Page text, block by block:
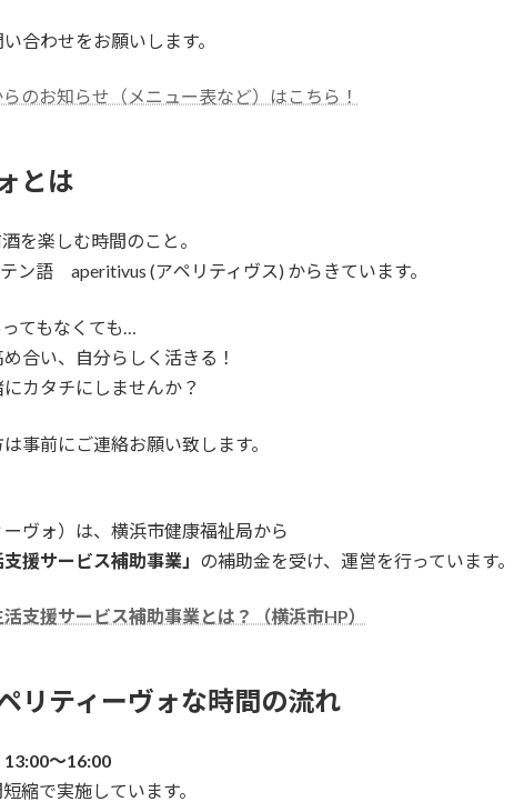
合わせをお願いします。
のお知らせ（メニュー表など）はこちら！
とは
を楽しむ時間のこと。
ン語 aperitivus (アペリティヴス) からきています。
てもなくても…
合い、自分らしく活きる！
カタチにしませんか？
事前にご連絡お願い致します。
ヴォ）は、横浜市健康福祉局から
援サービス補助事業」 の補助金を受け、運営を行っています。
支援サービス補助事業とは？（横浜市HP）
リティーヴォな時間の流れ
～16:00
縮で実施しています。